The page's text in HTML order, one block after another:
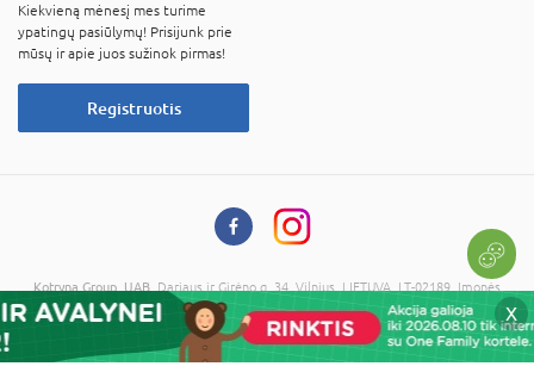
X
Kiekvieną mėnesį mes turime
ypatingų pasiūlymų! Prisijunk prie
mūsų ir apie juos sužinok pirmas!
Registruotis
Kotryna Group, UAB , Dariaus ir Girėno g. 34, Vilnius, LIETUVA, LT-02189, Įmonės
kodas: 121673734, PVM kodas: LT216737314
© 2026 Visos teisės saugomos. Kopijuoti informaciją be administracijos sutikimo
draudžiama